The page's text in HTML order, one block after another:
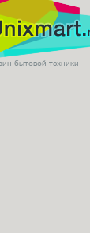
бытовой техники